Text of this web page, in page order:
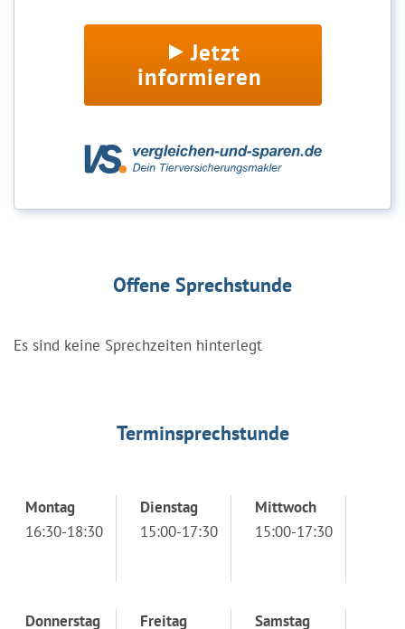
Jetzt
informieren
Offene Sprechstunde
Es sind keine Sprechzeiten hinterlegt
Terminsprechstunde
Montag
16:30-18:30
Dienstag
15:00-17:30
Mittwoch
15:00-17:30
Donnerstag
Freitag
Samstag